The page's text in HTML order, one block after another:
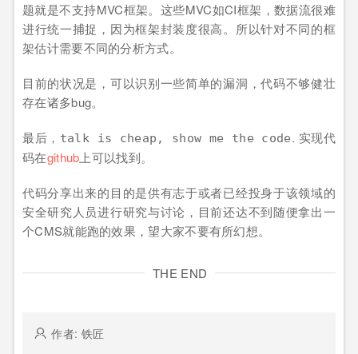
题就是不支持MVC框架。这些MVC如CI框架，数据流很难
进行统一捕捉，因为框架封装度很高。所以针对不同的框
架估计需要不同的分析方式。
目前的状况是，可以识别一些简单的漏洞，代码不够健壮
存在诸多bug。
最后， talk is cheap, show me the code. 实现代
码在github 上可以找到。
代码分享出来的目的是供有志于或者已经投身于该领域的
安全研究人员进行研究与讨论，目前还达不到随便拿出一
个CMS就能跑的效果，望大家不要有所幻想。
THE END
作者: 铁匠